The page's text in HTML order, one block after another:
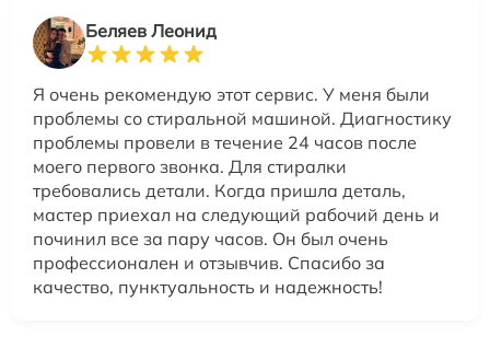
Беляев Леонид
Я очень рекомендую этот сервис. У меня были
проблемы со стиральной машиной. Диагностику
проблемы провели в течение 24 часов после
моего первого звонка. Для стиралки
требовались детали. Когда пришла деталь,
мастер приехал на следующий рабочий день и
починил все за пару часов. Он был очень
профессионален и отзывчив. Спасибо за
качество, пунктуальность и надежность!